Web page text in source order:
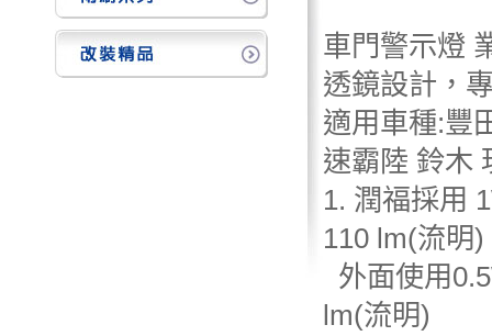
車門警示燈
透鏡設計，
適用車種:豐
速霸陸 鈴木
1. 潤福採用
110 lm(流明)
外面使用
lm(流明)